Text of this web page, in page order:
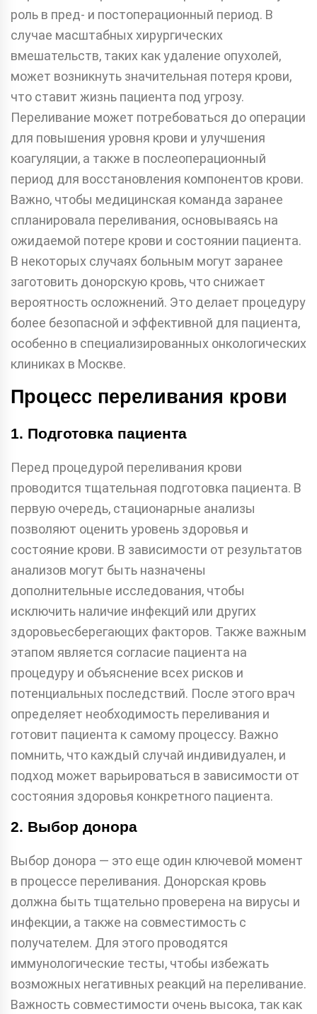
роль в пред- и постоперационный период. В
случае масштабных хирургических
вмешательств, таких как удаление опухолей,
может возникнуть значительная потеря крови,
что ставит жизнь пациента под угрозу.
Переливание может потребоваться до операции
для повышения уровня крови и улучшения
коагуляции, а также в послеоперационный
период для восстановления компонентов крови.
Важно, чтобы медицинская команда заранее
спланировала переливания, основываясь на
ожидаемой потере крови и состоянии пациента.
В некоторых случаях больным могут заранее
заготовить донорскую кровь, что снижает
вероятность осложнений. Это делает процедуру
более безопасной и эффективной для пациента,
особенно в специализированных онкологических
клиниках в Москве.
Процесс переливания крови
1. Подготовка пациента
Перед процедурой переливания крови
проводится тщательная подготовка пациента. В
первую очередь, стационарные анализы
позволяют оценить уровень здоровья и
состояние крови. В зависимости от результатов
анализов могут быть назначены
дополнительные исследования, чтобы
исключить наличие инфекций или других
здоровьесберегающих факторов. Также важным
этапом является согласие пациента на
процедуру и объяснение всех рисков и
потенциальных последствий. После этого врач
определяет необходимость переливания и
готовит пациента к самому процессу. Важно
помнить, что каждый случай индивидуален, и
подход может варьироваться в зависимости от
состояния здоровья конкретного пациента.
2. Выбор донора
Выбор донора — это еще один ключевой момент
в процессе переливания. Донорская кровь
должна быть тщательно проверена на вирусы и
инфекции, а также на совместимость с
получателем. Для этого проводятся
иммунологические тесты, чтобы избежать
возможных негативных реакций на переливание.
Важность совместимости очень высока, так как